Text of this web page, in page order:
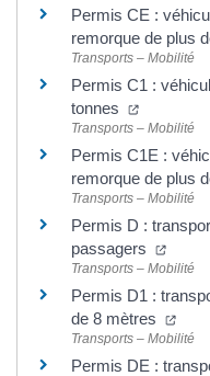
Permis CE :
remorque de plus
Transports – Mobilité
Permis C1 :
tonnes
Transports – Mobilité
Permis C1E :
remorque de plus
Transports – Mobilité
Permis D :
passagers
Transports – Mobilité
Permis D1 :
de 8 mètres
Transports – Mobilité
Permis DE :